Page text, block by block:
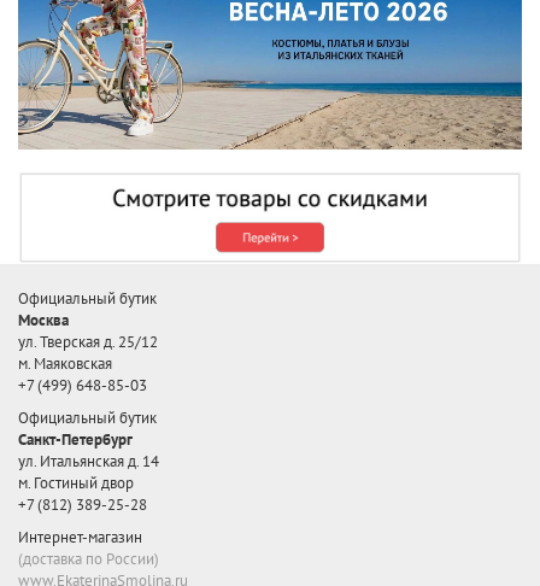
Официальный бутик
Москва
ул. Тверская д. 25/12
м. Маяковская
+7 (499) 648-85-03
Официальный бутик
Санкт-Петербург
ул. Итальянская д. 14
м. Гостиный двор
+7 (812) 389-25-28
Интернет-магазин
(доставка по России)
www.EkaterinaSmolina.ru